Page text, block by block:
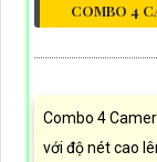
COMBO 4
Combo 4
với độ nét cao